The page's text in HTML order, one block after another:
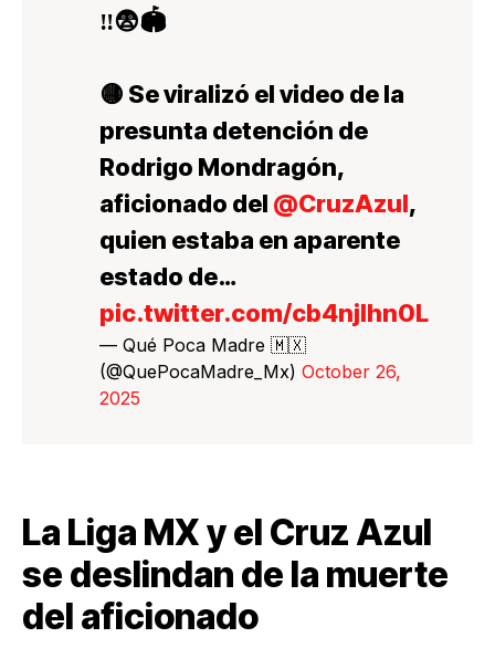
‼️😨🏟️
🟡 Se viralizó el video de la
presunta detención de
Rodrigo Mondragón,
aficionado del @CruzAzul,
quien estaba en aparente
estado de…
pic.twitter.com/cb4njIhn0L
— Qué Poca Madre 🇲🇽
(@QuePocaMadre_Mx) October 26,
2025
La Liga MX y el Cruz Azul
se deslindan de la muerte
del aficionado